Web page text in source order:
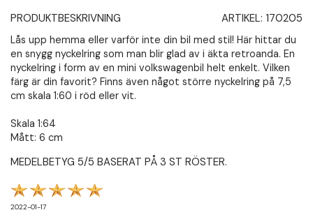
PRODUKTBESKRIVNING ARTIKEL: 170205
Lås upp hemma eller varför inte din bil med stil! Här hittar du
en snygg nyckelring som man blir glad av i äkta retroanda. En
nyckelring i form av en mini volkswagenbil helt enkelt. Vilken
färg är din favorit? Finns även något större nyckelring på 7,5
cm skala 1:60 i röd eller vit.
Skala 1:64
Mått: 6 cm
MEDELBETYG 5/5 BASERAT PÅ 3 ST RÖSTER.
2022-01-17